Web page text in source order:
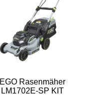
EGO Rasenmäher
LM1702E-SP KIT